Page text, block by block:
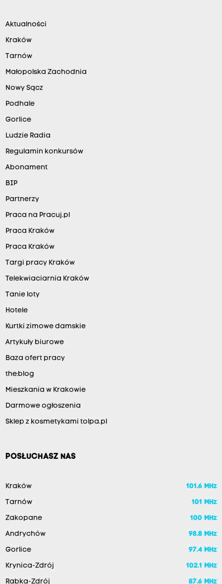
Aktualności
Kraków
Tarnów
Małopolska Zachodnia
Nowy Sącz
Podhale
Gorlice
Ludzie Radia
Regulamin konkursów
Abonament
BIP
Partnerzy
Praca na Pracuj.pl
Praca Kraków
Praca Kraków
Targi pracy Kraków
Telekwiaciarnia Kraków
Tanie loty
Hotele
Kurtki zimowe damskie
Artykuły biurowe
Baza ofert pracy
the:blog
Mieszkania w Krakowie
Darmowe ogłoszenia
Sklep z kosmetykami tolpa.pl
POSŁUCHASZ NAS
Kraków 101.6 MHz
Tarnów 101 MHz
Zakopane 100 MHz
Andrychów 98.8 MHz
Gorlice 97.4 MHz
Krynica-Zdrój 102.1 MHz
Rabka-Zdrój 87.6 MHz